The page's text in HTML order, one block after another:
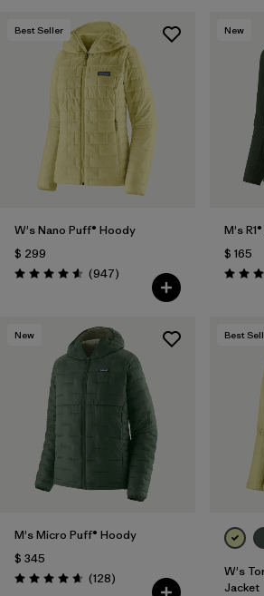
Best Seller
W's Nano Puff® Hoody
$ 299
Valoración: 4.6 / 5
(947Comentarios
)
New
M's
$ 165
New
M's Micro Puff® Hoody
$ 345
Valoración: 4.6 / 5
(128Comentarios
)
Best
W's
Jacket